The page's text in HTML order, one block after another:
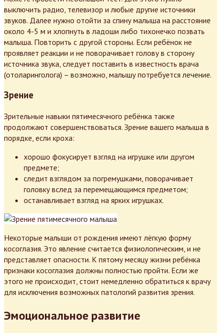
выключить радио, телевизор и любые другие источники
звуков. Далее нужно отойти за спину малыша на расстояние
около 4-5 м и хлопнуть в ладоши либо тихонечко позвать
малыша. Повторить с другой стороны. Если ребёнок не
проявляет реакции и не поворачивает голову в сторону
источника звука, следует поставить в известность врача
(отоларинголога) – возможно, малышу потребуется лечение.
Зрение
Зрительные навыки пятимесячного ребёнка также
продолжают совершенствоваться. Зрение вашего малыша в
порядке, если кроха:
хорошо фокусирует взгляд на игрушке или другом
предмете;
следит взглядом за погремушками, поворачивает
головку вслед за перемещающимся предметом;
останавливает взгляд на ярких игрушках.
Некоторые малыши от рождения имеют лёгкую форму
косоглазия. Это явление считается физиологическим, и не
представляет опасности. К пятому месяцу жизни ребёнка
признаки косоглазия должны полностью пройти. Если же
этого не происходит, стоит немедленно обратиться к врачу
для исключения возможных патологий развития зрения.
Эмоциональное развитие